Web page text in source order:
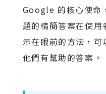
Google 的核心使命
題的精簡答案在使用
示在眼前的方法，
他們有幫助的答案。